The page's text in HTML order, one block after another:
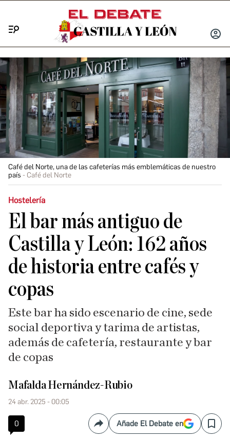
INICIAR
Café del Norte, una de las cafeterías más emblemáticas de nuestro
país
Café del Norte
Hostelería
El bar más antiguo de
Castilla y León: 162 años
de historia entre cafés y
copas
Este bar ha sido escenario de cine, sede
social deportiva y tarima de artistas,
además de cafetería, restaurante y bar
de copas
Mafalda Hernández-Rubio
24 abr. 2025 - 00:05
0 CompartirAñade El Debate en Save